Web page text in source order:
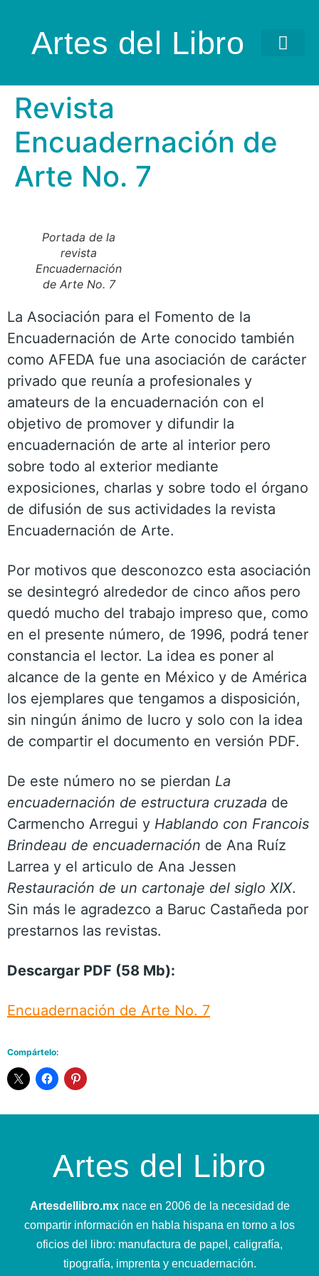
Artes del Libro
Revista
Encuadernación de
Arte No. 7
Portada de la
revista
Encuadernación
de Arte No. 7
La Asociación para el Fomento de la
Encuadernación de Arte conocido también
como AFEDA fue una asociación de carácter
privado que reunía a profesionales y
amateurs de la encuadernación con el
objetivo de promover y difundir la
encuadernación de arte al interior pero
sobre todo al exterior mediante
exposiciones, charlas y sobre todo el órgano
de difusión de sus actividades la revista
Encuadernación de Arte.
Por motivos que desconozco esta asociación
se desintegró alrededor de cinco años pero
quedó mucho del trabajo impreso que, como
en el presente número, de 1996, podrá tener
constancia el lector. La idea es poner al
alcance de la gente en México y de América
los ejemplares que tengamos a disposición,
sin ningún ánimo de lucro y solo con la idea
de compartir el documento en versión PDF.
De este número no se pierdan La
encuadernación de estructura cruzada de
Carmencho Arregui y Hablando con Francois
Brindeau de encuadernación de Ana Ruíz
Larrea y el articulo de Ana Jessen
Restauración de un cartonaje del siglo XIX.
Sin más le agradezco a Baruc Castañeda por
prestarnos las revistas.
Descargar PDF (58 Mb):
Encuadernación de Arte No. 7
Compártelo:
Artes del Libro
Artesdellibro.mxnace en 2006 de la necesidad de
compartir información en habla hispana en torno a los
oficios del libro: manufactura de papel, caligrafía,
tipografía, imprenta y encuadernación.